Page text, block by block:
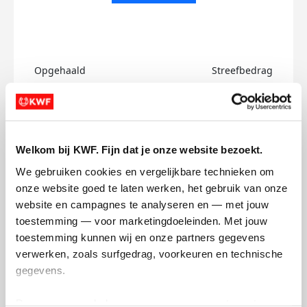
Welkom bij KWF. Fijn dat je onze website bezoekt.
We gebruiken cookies en vergelijkbare technieken om
onze website goed te laten werken, het gebruik van onze
website en campagnes te analyseren en — met jouw
toestemming — voor marketingdoeleinden. Met jouw
toestemming kunnen wij en onze partners gegevens
verwerken, zoals surfgedrag, voorkeuren en technische
gegevens.
Opgehaald Streefbedrag
Phuong's badges